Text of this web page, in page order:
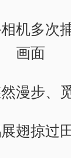
机多次
画面
漫步、
翅掠过